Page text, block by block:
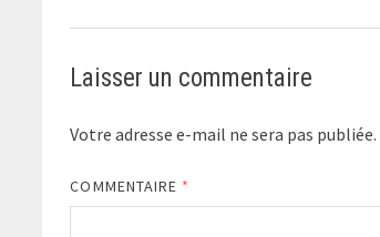
Laisser un commentaire
Votre adresse e-mail ne sera pas publiée.
COMMENTAIRE *